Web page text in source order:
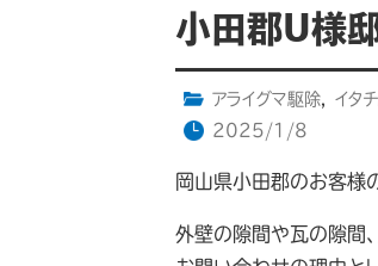
小田郡U様
アライグマ駆除, イタ
2025/1/8
岡山県小田郡のお客様
外壁の隙間や瓦の隙間